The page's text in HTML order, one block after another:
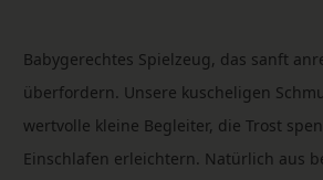
Babygerechtes Spielzeug, das sanft
überfordern. Unsere kuscheligen
wertvolle kleine Begleiter, die Trost
Einschlafen erleichtern. Natürlich aus